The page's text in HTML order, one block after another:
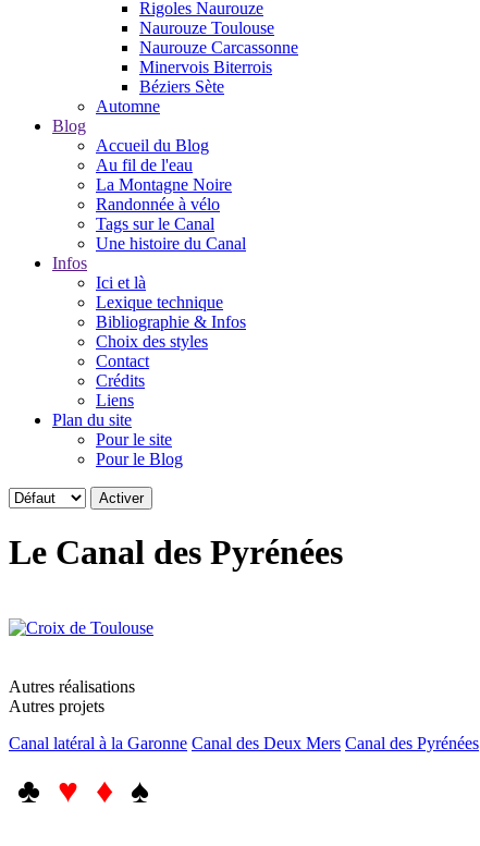
Rigoles Naurouze
Naurouze Toulouse
Naurouze Carcassonne
Minervois Biterrois
Béziers Sète
Automne
Blog
Accueil du Blog
Au fil de l'eau
La Montagne Noire
Randonnée à vélo
Tags sur le Canal
Une histoire du Canal
Infos
Ici et là
Lexique technique
Bibliographie & Infos
Choix des styles
Contact
Crédits
Liens
Plan du site
Pour le site
Pour le Blog
Le Canal des Pyrénées
Autres réalisations
Autres projets
Canal latéral à la Garonne Canal des Deux Mers Canal des Pyrénées
♣ ♥ ♦ ♠